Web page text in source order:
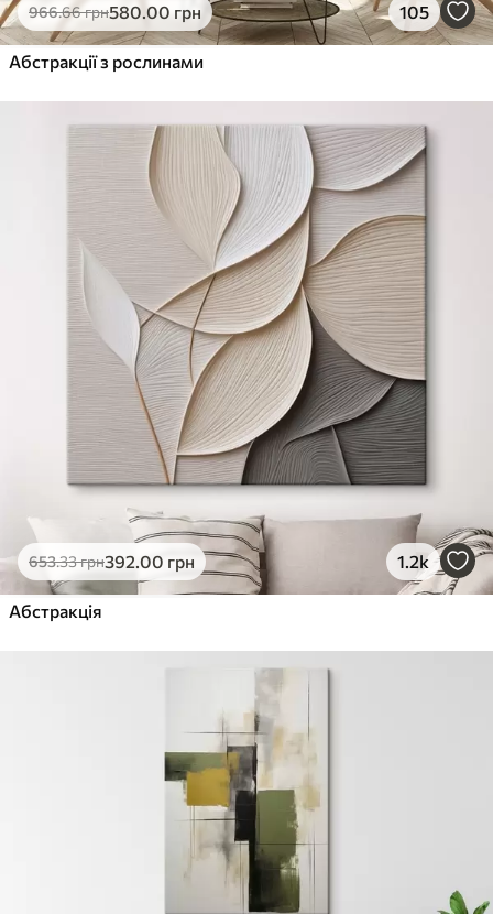
966.66грн580.00 грн 105
Абстракції з рослинами
653.33грн392.00 грн 1.2k
Абстракція